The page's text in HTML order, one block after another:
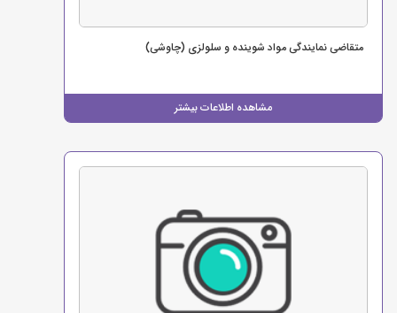
مشاهده اطلاعات بیشتر
متقاضی نمایندگی مواد شوینده و سلولزی (چاوشی)